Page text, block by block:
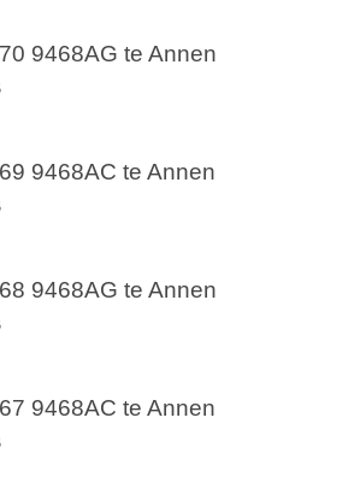
9468AG te Annen
9468AC te Annen
9468AG te Annen
9468AC te Annen